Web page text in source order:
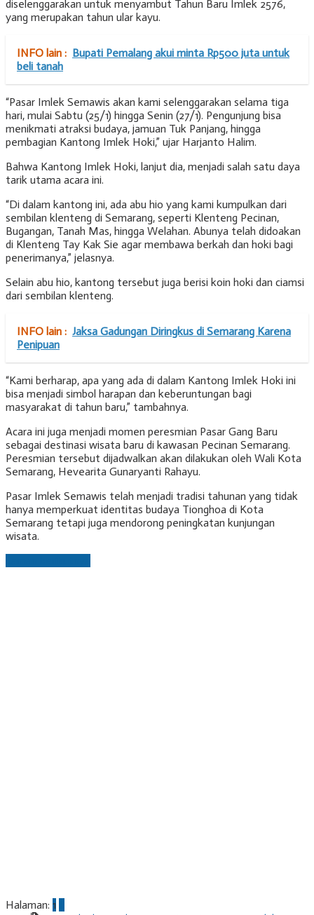
diselenggarakan untuk menyambut Tahun Baru Imlek 2576,
yang merupakan tahun ular kayu.
INFO lain : Bupati Pemalang akui minta Rp500 juta untuk
beli tanah
“Pasar Imlek Semawis akan kami selenggarakan selama tiga
hari, mulai Sabtu (25/1) hingga Senin (27/1). Pengunjung bisa
menikmati atraksi budaya, jamuan Tuk Panjang, hingga
pembagian Kantong Imlek Hoki,” ujar Harjanto Halim.
Bahwa Kantong Imlek Hoki, lanjut dia, menjadi salah satu daya
tarik utama acara ini.
“Di dalam kantong ini, ada abu hio yang kami kumpulkan dari
sembilan klenteng di Semarang, seperti Klenteng Pecinan,
Bugangan, Tanah Mas, hingga Welahan. Abunya telah didoakan
di Klenteng Tay Kak Sie agar membawa berkah dan hoki bagi
penerimanya,” jelasnya.
Selain abu hio, kantong tersebut juga berisi koin hoki dan ciamsi
dari sembilan klenteng.
INFO lain : Jaksa Gadungan Diringkus di Semarang Karena
Penipuan
“Kami berharap, apa yang ada di dalam Kantong Imlek Hoki ini
bisa menjadi simbol harapan dan keberuntungan bagi
masyarakat di tahun baru,” tambahnya.
Acara ini juga menjadi momen peresmian Pasar Gang Baru
sebagai destinasi wisata baru di kawasan Pecinan Semarang.
Peresmian tersebut dijadwalkan akan dilakukan oleh Wali Kota
Semarang, Hevearita Gunaryanti Rahayu.
Pasar Imlek Semawis telah menjadi tradisi tahunan yang tidak
hanya memperkuat identitas budaya Tionghoa di Kota
Semarang tetapi juga mendorong peningkatan kunjungan
wisata.
Halaman: 1